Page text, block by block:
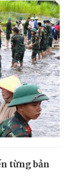
từng bản